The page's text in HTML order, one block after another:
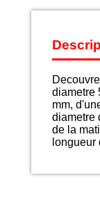
diametre
mm,
diametre
de la
longueur